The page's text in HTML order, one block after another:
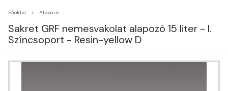
Főoldal Alapozó
Sakret GRF nemesvakolat alapozó 15 liter - I.
Színcsoport - Resin-yellow D